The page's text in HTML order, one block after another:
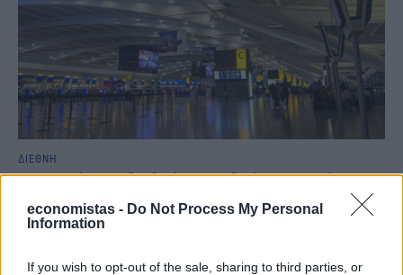
economistas - Do Not Process My Personal
Information
If you wish to opt-out of the sale, sharing to third parties, or
ΔΙΕΘΝΗ
Βρετανία: Το διεθνές αεροδρόμιο Heathrow
κλείνει εξαιτίας διακοπής ρεύματος